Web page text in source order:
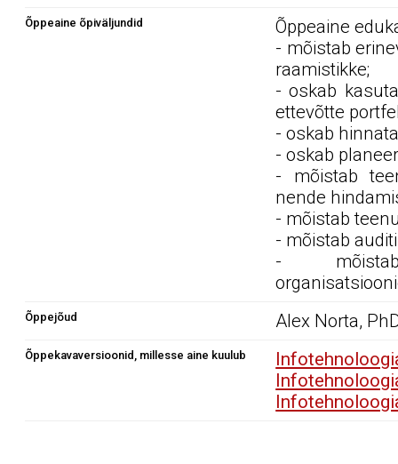
Õppeaine õpiväljundid
Õppeaine
- mõistab
raamistikke;
- oskab
ettevõtte
- oskab
- oskab
- mõistab
nende
- mõistab
- mõistab
- mõistab
Õppejõud Alex Norta,
Õppekavaversioonid, millesse aine kuulub